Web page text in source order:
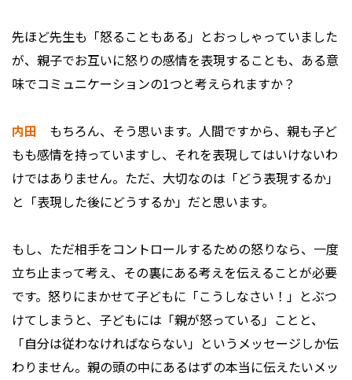
――先ほど先生も「怒ることもある」とおっしゃっていました
が、親子でお互いに怒りの感情を表現することも、ある意
味でコミュニケーションの1つと考えられますか？
内田 もちろん、そう思います。人間ですから、親も子ど
もも感情を持っていますし、それを表現してはいけないわ
けではありません。ただ、大切なのは「どう表現するか」
と「表現した後にどうするか」だと思います。
もし、ただ相手をコントロールするための怒りなら、一度
立ち止まって考え、その裏にある考えを伝えることが必要
です。怒りにまかせて子どもに「こうしなさい！」とぶつ
けてしまうと、子どもには「親が怒っている」ことと、
「自分は従わなければならない」というメッセージしか伝
わりません。親の頭の中にあるはずの本当に伝えたいメッ